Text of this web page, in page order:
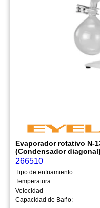
Evaporador rotativo N-
(Condensador diagonal)
266510
Tipo de enfriamiento:
Temperatura:
Velocidad
Capacidad de Baño: